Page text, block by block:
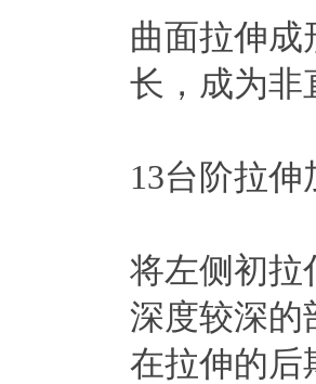
曲面拉伸成
长，成为非
13台阶拉伸
将左侧初拉
深度较深的
在拉伸的后